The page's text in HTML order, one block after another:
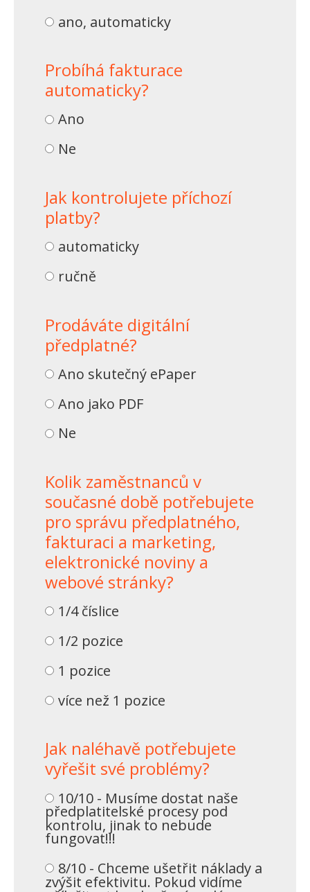
ano, automaticky
Probíhá fakturace
automaticky?
Ano
Ne
Jak kontrolujete příchozí
platby?
automaticky
ručně
Prodáváte digitální
předplatné?
Ano skutečný ePaper
Ano jako PDF
Ne
Kolik zaměstnanců v
současné době potřebujete
pro správu předplatného,
fakturaci a marketing,
elektronické noviny a
webové stránky?
1/4 číslice
1/2 pozice
1 pozice
více než 1 pozice
Jak naléhavě potřebujete
vyřešit své problémy?
10/10 - Musíme dostat naše
předplatitelské procesy pod
kontrolu, jinak to nebude
fungovat!!!
8/10 - Chceme ušetřit náklady a
zvýšit efektivitu. Pokud vidíme